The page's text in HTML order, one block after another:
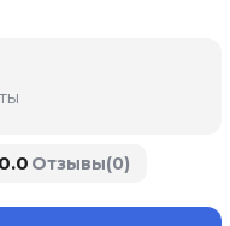
0.0 Отзывы(0)